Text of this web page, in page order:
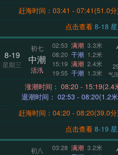
赶海时间：03:41 - 07:41(51.0
点击查看
8-
8-19
星期三
初七
中潮
活汛
02:53 满潮 3.3米
08:20 干潮 1.2米
15:19 满潮 2.4米
19:55 干潮 1.3米 气
涨潮时间： 08:20 -
退潮时间： 02:53 -
赶海时间：04:20 - 08:20(39.0
点击查看
8-
初八 03:28 满潮 3.2米